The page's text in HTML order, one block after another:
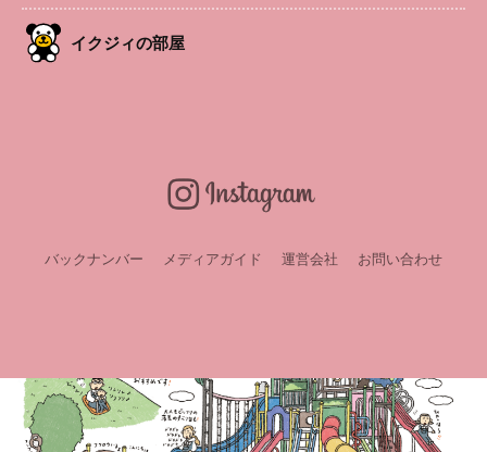
イクジィの部屋
バックナンバー メディアガイド 運営会社 お問い合わせ